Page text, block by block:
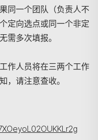
同一个团队（负责人不
定向选点或同一个非定
需多次填报。
作人员将在三两个工作
，请注意查收。